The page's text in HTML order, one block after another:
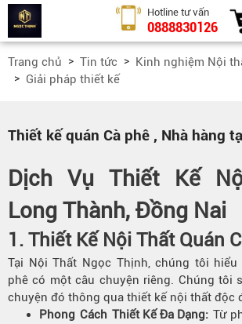
Hotline tư vấn
0888830126
Trang chủ Tin tức
Kinh nghiệm Nội
Giải pháp thiết kế
Thiết kế quán Cà phê , Nhà hàng
Dịch Vụ Thiết Kế
Long Thành, Đồng Nai
1. Thiết Kế Nội Thất Quán
Tại Nội Thất Ngọc Thịnh, chúng tôi
phê có một câu chuyện riêng. Chúng tôi
chuyện đó thông qua thiết kế nội thất độc
Phong Cách Thiết Kế Đa Dạng:Từ